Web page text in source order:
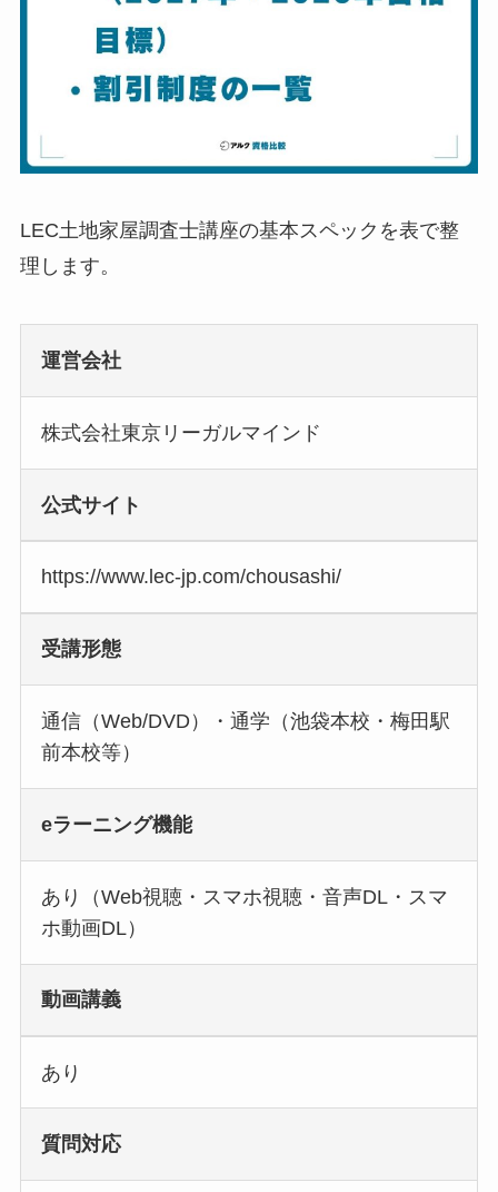
LEC土地家屋調査士講座の基本スペックを表で整
理します。
運営会社
株式会社東京リーガルマインド
公式サイト
https://www.lec-jp.com/chousashi/
受講形態
通信（Web/DVD）・通学（池袋本校・梅田駅
前本校等）
eラーニング機能
あり（Web視聴・スマホ視聴・音声DL・スマ
ホ動画DL）
動画講義
あり
質問対応